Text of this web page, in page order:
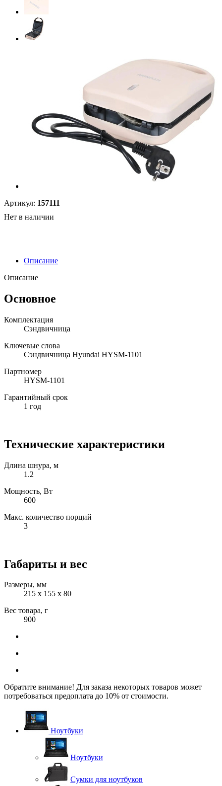
Артикул: 157111
Нет в наличии
Описание
Описание
Основное
Комплектация
Сэндвичница
Ключевые слова
Сэндвичница Hyundai HYSM-1101
Партномер
HYSM-1101
Гарантийный срок
1 год
Технические характеристики
Длина шнура, м
1.2
Мощность, Вт
600
Макс. количество порций
3
Габариты и вес
Размеры, мм
215 х 155 х 80
Вес товара, г
900
Обратите внимание! Для заказа некоторых товаров может
потребоваться предоплата до 10% от стоимости.
Ноутбуки
Ноутбуки
Сумки для ноутбуков